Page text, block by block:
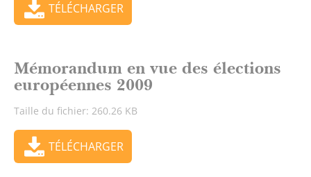
TÉLÉCHARGER
Mémorandum en vue des élections
européennes 2009
Taille du fichier: 260.26 KB
TÉLÉCHARGER